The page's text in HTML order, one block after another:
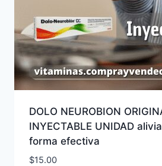
DOLO NEUROBION
INYECTABLE UNIDAD
forma efectiva
$15.00